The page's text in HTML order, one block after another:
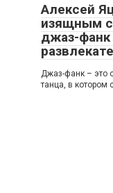
Алексей
изящным
джаз-
Джаз-фанк – это
танца, в